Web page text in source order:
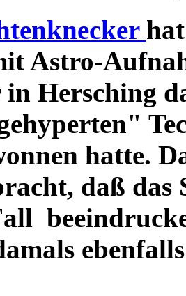
Astro-
Hersching
hatte.
daß das